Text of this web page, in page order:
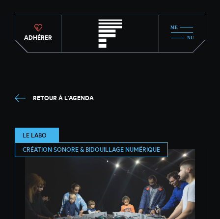
ADHÉRER
RETOUR À L'AGENDA
LE LABO
CRÉATION SONORE & BIDOUILLAGE NUMÉRIQUE